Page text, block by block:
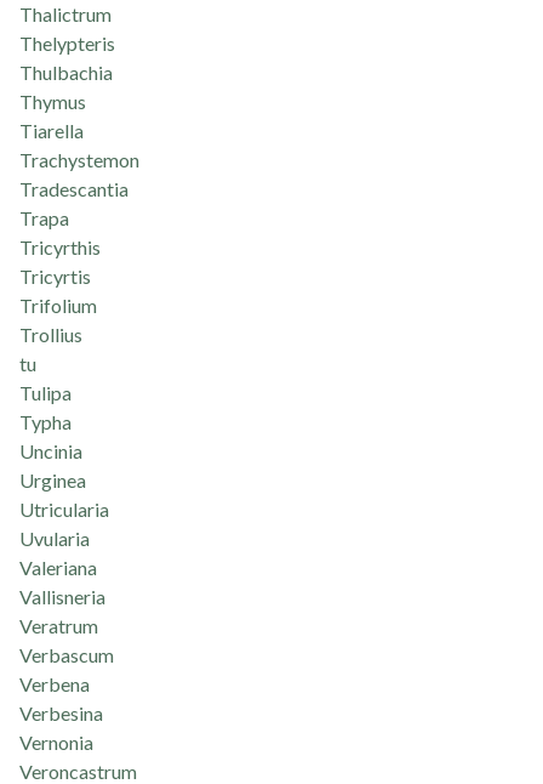
Thalictrum
Thelypteris
Thulbachia
Thymus
Tiarella
Trachystemon
Tradescantia
Trapa
Tricyrthis
Tricyrtis
Trifolium
Trollius
tu
Tulipa
Typha
Uncinia
Urginea
Utricularia
Uvularia
Valeriana
Vallisneria
Veratrum
Verbascum
Verbena
Verbesina
Vernonia
Veroncastrum